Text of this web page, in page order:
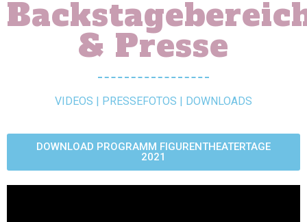
& Presse
VIDEOS | PRESSEFOTOS | DOWNLOADS
DOWNLOAD PROGRAMM FIGURENTHEATERTAGE
2021